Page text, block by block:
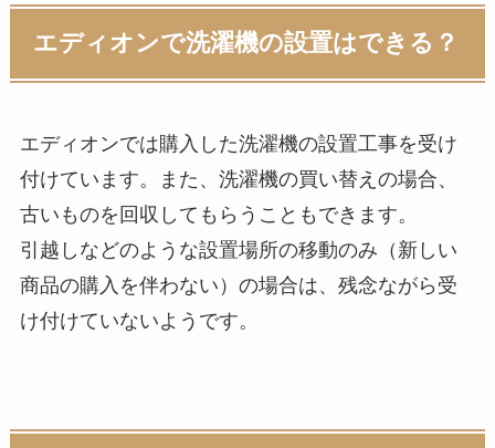
エディオンで洗濯機の設置はできる？
エディオンでは購入した洗濯機の設置工事を受け
付けています。また、洗濯機の買い替えの場合、
古いものを回収してもらうこともできます。
引越しなどのような設置場所の移動のみ（新しい
商品の購入を伴わない）の場合は、残念ながら受
け付けていないようです。